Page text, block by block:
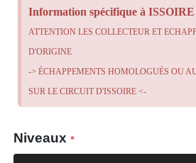
Information spécifique à ISSOIRE
ATTENTION LES COLLECTEUR ET
D'ORIGINE
-> ÉCHAPPEMENTS HOMOLOGUÉS OU
SUR LE CIRCUIT D'ISSOIRE <-
Niveaux